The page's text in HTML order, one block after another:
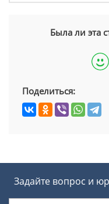
Была ли эта
Поделиться:
Задайте вопрос и